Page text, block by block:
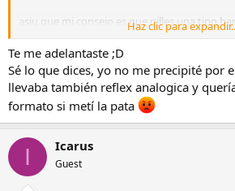
asiu que mi consejo es que pilles una tipo
lateral las lowepro , katta etc son carillas
no tan conocidas por buenos precios , mirate
fotobooom o algun sitio de esos :
Haz clic para
Te me adelantaste ;D
Sé lo que dices, yo no me precipité por
llevaba también reflex analogica y
formato si metí la pata
I Icarus
Guest